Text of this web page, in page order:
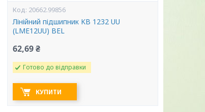
20662.99856
Лінійний підшипник KB 1232 UU
(LME12UU) BEL
62,69 ₴
Готово до відправки
КУПИТИ